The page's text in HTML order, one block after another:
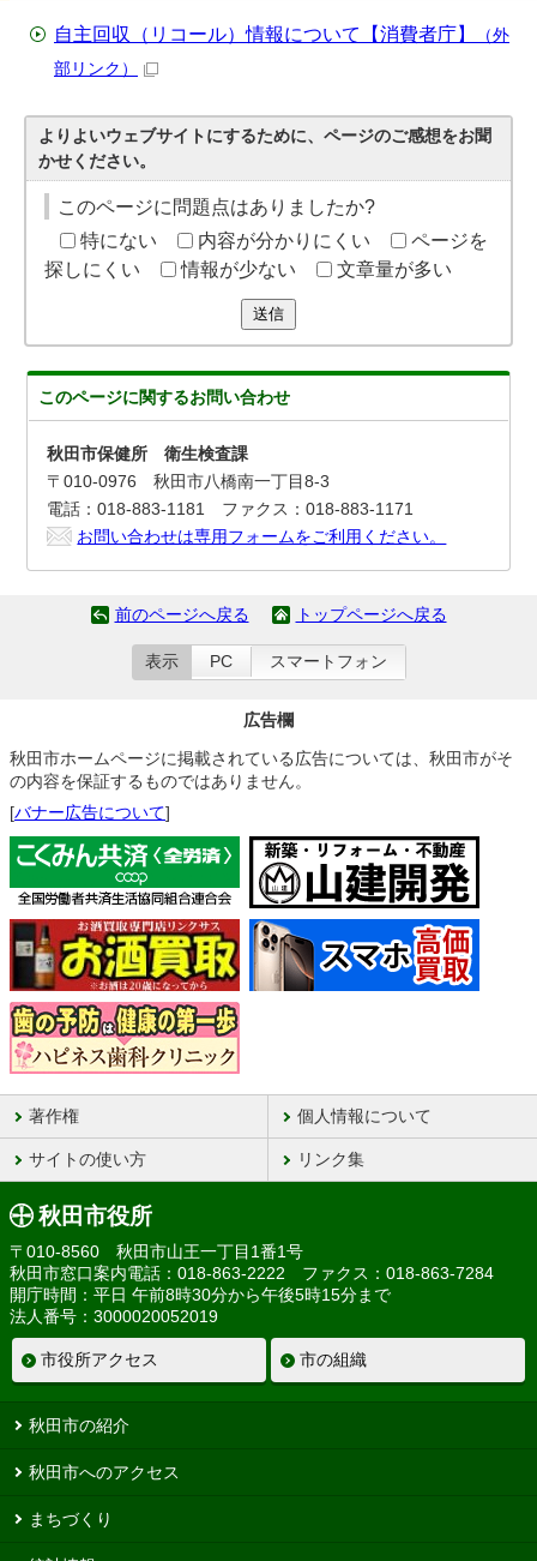
自主回収（リコール）情報について【消費者庁】
（外
部リンク）
よりよいウェブサイトにするために、ページのご感想をお聞
かせください。
このページに問題点はありましたか?
特にない
内容が分かりにくい
ページを
探しにくい
情報が少ない 文章量が多い
送信
このページに関するお問い合わせ
秋田市保健所 衛生検査課
〒010-0976 秋田市八橋南一丁目8-3
電話：018-883-1181 ファクス：018-883-1171
お問い合わせは専用フォームをご利用ください。
前のページへ戻る トップページへ戻る
表示 PC スマートフォン
広告欄
秋田市ホームページに掲載されている広告については、秋田市がそ
の内容を保証するものではありません。
[バナー広告について]
著作権 個人情報について
サイトの使い方 リンク集
秋田市役所
〒010-8560 秋田市山王一丁目1番1号
秋田市窓口案内電話：018-863-2222 ファクス：018-863-7284
開庁時間：平日 午前8時30分から午後5時15分まで
法人番号：3000020052019
市役所アクセス 市の組織
秋田市の紹介
秋田市へのアクセス
まちづくり